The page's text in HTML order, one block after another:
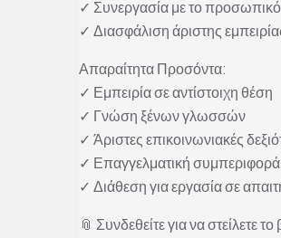
✓ Συνεργασία με το
✓ Διασφάλιση άριστης
Απαραίτητα Προσόντα:
✓ Εμπειρία σε αντίστοιχη θέση
✓ Γνώση ξένων γλωσσών
✓ Άριστες επικοινωνιακές
✓ Επαγγελματική
✓ Διάθεση για εργασία σε
📎 Συνδεθείτε για να στείλετε